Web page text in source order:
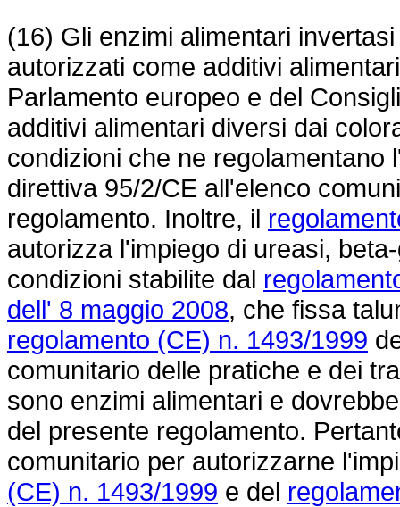
(16) Gli enzimi alimentari
autorizzati come additivi
Parlamento europeo e del
additivi alimentari diversi dai
condizioni che ne
direttiva 95/2/CE all'elenco
regolamento. Inoltre, il
autorizza l'impiego di ureasi,
condizioni stabilite dal
dell' 8 maggio 2008, che fissa
regolamento (CE) n. 1493/1999
comunitario delle pratiche e dei
sono enzimi alimentari e
del presente regolamento.
comunitario per autorizzarne
(CE) n. 1493/1999 e del